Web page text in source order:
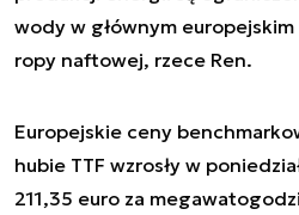
wody w głównym
ropy naftowej, rzece Ren.
Europejskie ceny
hubie TTF wzrosły w
211,35 euro za